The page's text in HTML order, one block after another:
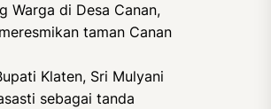
Warga di Desa Canan,
taman Canan
Klaten, Sri Mulyani
sebagai tanda